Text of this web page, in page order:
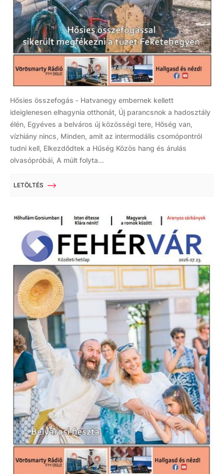
Hősies összefogás - Hatvanegy embernek kellett
ideiglenesen elhagynia otthonát, Új parancsnok a hadosztály
élén, Egyéves a belváros új közösségi tere, Hőség van,
vízhiány nincs, Minden, amit az intermodális csomópontról
tudni kell, Elkezdődtek a Hűség Közös hang és árulás
olvasópróbái, A múlt folyta...
LETÖLTÉS